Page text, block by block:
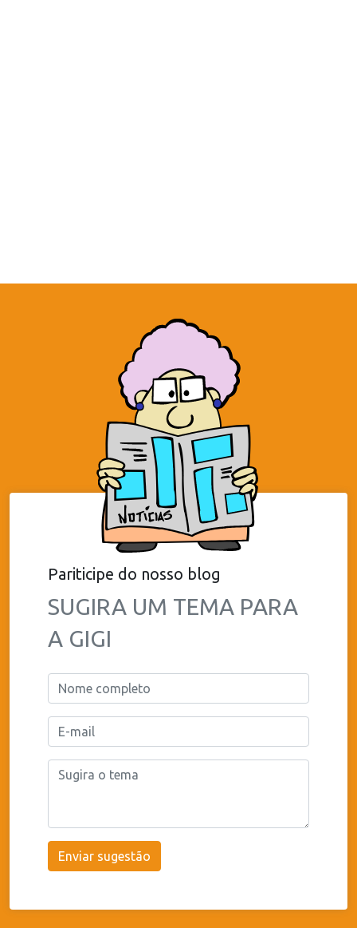
Pariticipe do nosso blog
SUGIRA UM TEMA PARA
A GIGI
Enviar sugestão